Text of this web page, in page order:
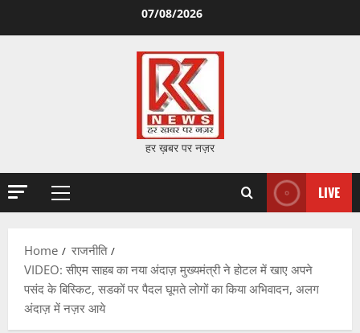
07/08/2026
हर ख़बर पर नज़र
Primary
LIVE
Home
राजनीति
VIDEO: सीएम साहब का नया अंदाज़ मुख्यमंत्री ने होटल में खाए अपने
पसंद के बिस्किट, सडकों पर पैदल घूमते लोगों का किया अभिवादन, अलग
अंदाज़ में नज़र आये